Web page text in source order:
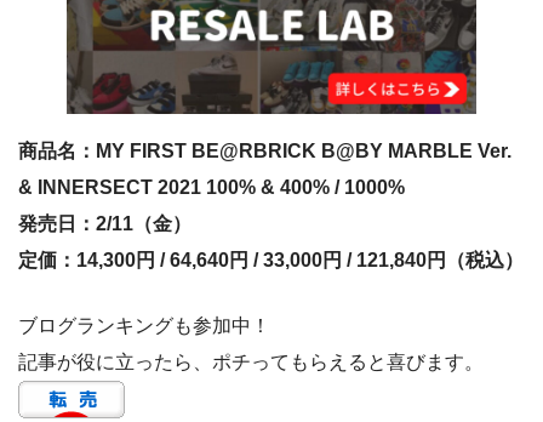
商品名：MY FIRST BE@RBRICK B@BY MARBLE Ver.
& INNERSECT 2021 100% & 400% / 1000%
発売日：2/11（金）
定価：14,300円 / 64,640円 / 33,000円 / 121,840円（税込）
ブログランキングも参加中！
記事が役に立ったら、ポチってもらえると喜びます。